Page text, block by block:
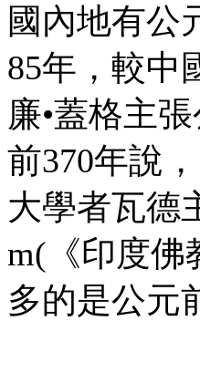
國內地有公
85年，較中
廉•蓋格主
前370年說
大學者瓦德
m(《印度佛
多的是公元